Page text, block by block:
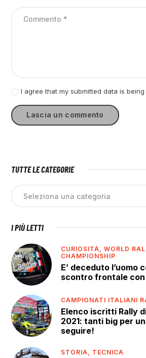
I agree that my submitted data is
TUTTE LE CATEGORIE
I PIÙ LETTI
CURIOSITÀ,WORLD
CHAMPIONSHIP
E’ deceduto l’uomo
scontro frontale con
CAMPIONATI ITALIANI
Elenco iscritti Rally
2021: tanti big per
seguire!
STORIA, TECNICA